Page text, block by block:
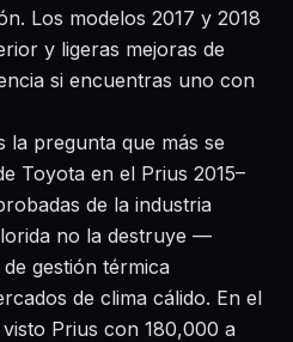
Los modelos 2017 y 2018
y ligeras mejoras de
si encuentras uno con
la pregunta que más se
Toyota en el Prius 2015–
de la industria
no la destruye —
gestión térmica
de clima cálido. En el
Prius con 180,000 a